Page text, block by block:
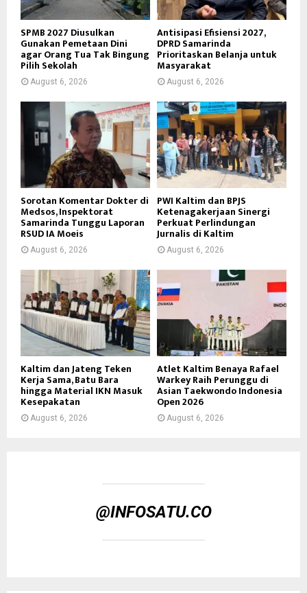
SPMB 2027 Diusulkan
Gunakan Pemetaan Dini
agar Orang Tua Tak Bingung
Pilih Sekolah
August 6, 2026
Antisipasi Efisiensi 2027,
DPRD Samarinda
Prioritaskan Belanja untuk
Masyarakat
August 6, 2026
Sorotan Komentar Dokter di
Medsos, Inspektorat
Samarinda Tunggu Laporan
RSUD IA Moeis
August 6, 2026
PWI Kaltim dan BPJS
Ketenagakerjaan Sinergi
Perkuat Perlindungan
Jurnalis di Kaltim
August 6, 2026
Kaltim dan Jateng Teken
Kerja Sama, Batu Bara
hingga Material IKN Masuk
Kesepakatan
August 6, 2026
Atlet Kaltim Benaya Rafael
Warkey Raih Perunggu di
Asian Taekwondo Indonesia
Open 2026
August 6, 2026
@INFOSATU.CO